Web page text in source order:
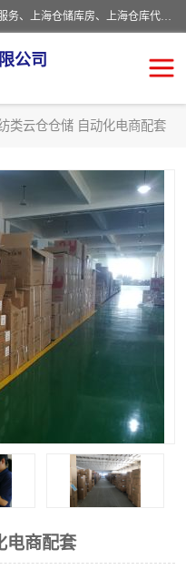
上海星力仓储服务有限公司从事：上海仓储服务、上海仓储库房、上海仓库代运营、上海仓库对外出租、上海仓库外包、上海三方仓储、上海电商仓储代发、上海电商代发货仓库、上海托管仓库、上海仓储配送。上海星力仓储服务有限公司现在拥有100个分仓、10万余平方的标准库房，精炼员工几百名，与几千家客户合作，公司已跻身上海仓储行业前列。欢迎来电咨询！
公司
类云仓仓储 自动化电商配套
电商配套
上海仓库外包
上海托管仓库
上海仓储服务
上海电商代发货仓库